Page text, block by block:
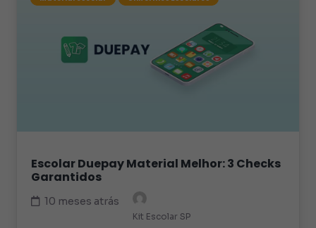
Escolar Duepay Material Melhor: 3 Checks
Garantidos
10 meses atrás
Kit Escolar SP